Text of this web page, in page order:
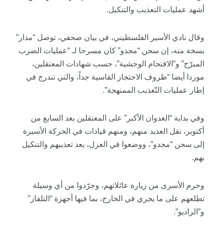
أشهد عمليات التعذيب والتنكيل.
وقال نادي الأسير الفلسطيني، في بيان صحفي، توصل “مدار”
بسخة منه، إن سجن “مجدو” كان مسرحا لـ “عمليات الضرب
المبرّح” و”الاقتحام الوحشية”، حسب شهادات المعتقلين،
موردا أيضا “ظروف الاحتجاز القاسية جداً، والتي تندرج في
إطار عمليات التّعذيب الممنهجة”.
وفي بداية “العدوان الأكبر” على المعتقلين بعد السابع من
أكتوبر، نقل العديد منهم، ومنهم قيادات في الحركة الأسيرة
إلى سجن “مجدو”، ووضعوا في العزل، بعد تعذيبهم والتنكيل
بهم.
وحرم الأسرى من زيارة عائلاتهم، وجرّدوا من أي وسيلة
تطلعهم على ما يجري في الخارج، بما فيها أجهزة “التلفاز”
و”الراديو”.